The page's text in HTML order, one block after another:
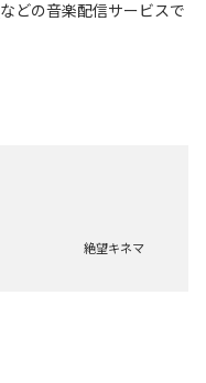
などの音楽配信サービスで
絶望キネマ